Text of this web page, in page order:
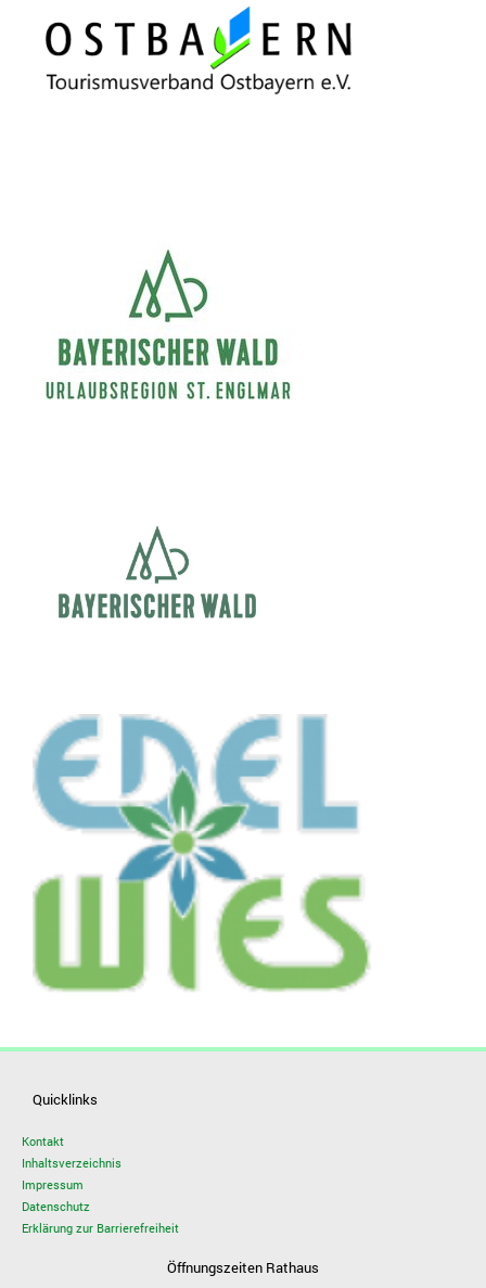
Quicklinks
Kontakt
Inhaltsverzeichnis
Impressum
Datenschutz
Erklärung zur Barrierefreiheit
Öffnungszeiten Rathaus